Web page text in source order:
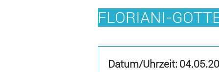
FLORIANI-
Datum/Uhrzeit: